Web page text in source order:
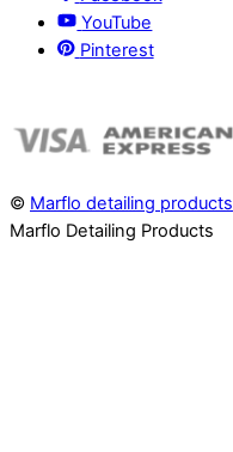
YouTube
Pinterest
© Marflo detailing products
Marflo Detailing Products